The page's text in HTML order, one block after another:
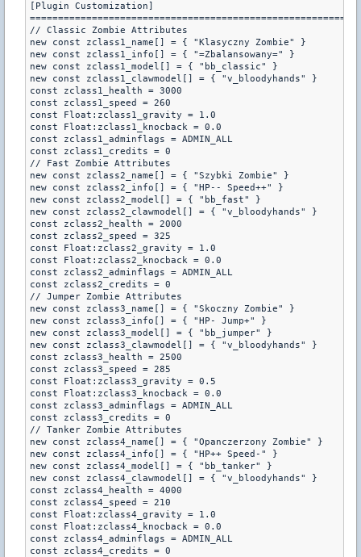
[Plugin Customization]
// Classic Zombie Attributes
new const zclass1_name[] = { "Klasyczny Zombie" }
new const zclass1_info[] = { "=Zbalansowany=" }
new const zclass1_model[] = { "bb_classic" }
new const zclass1_clawmodel[] = { "v_bloodyhands" }
const zclass1_health = 3000
const zclass1_speed = 260
const Float:zclass1_gravity = 1.0
const Float:zclass1_knocback = 0.0
const zclass1_adminflags = ADMIN_ALL
const zclass1_credits = 0
// Fast Zombie Attributes
new const zclass2_name[] = { "Szybki Zombie" }
new const zclass2_info[] = { "HP-- Speed++" }
new const zclass2_model[] = { "bb_fast" }
new const zclass2_clawmodel[] = { "v_bloodyhands" }
const zclass2_health = 2000
const zclass2_speed = 325
const Float:zclass2_gravity = 1.0
const Float:zclass2_knocback = 0.0
const zclass2_adminflags = ADMIN_ALL
const zclass2_credits = 0
// Jumper Zombie Attributes
new const zclass3_name[] = { "Skoczny Zombie" }
new const zclass3_info[] = { "HP- Jump+" }
new const zclass3_model[] = { "bb_jumper" }
new const zclass3_clawmodel[] = { "v_bloodyhands" }
const zclass3_health = 2500
const zclass3_speed = 285
const Float:zclass3_gravity = 0.5
const Float:zclass3_knocback = 0.0
const zclass3_adminflags = ADMIN_ALL
const zclass3_credits = 0
// Tanker Zombie Attributes
new const zclass4_name[] = { "Opanczerzony Zombie" }
new const zclass4_info[] = { "HP++ Speed-" }
new const zclass4_model[] = { "bb_tanker" }
new const zclass4_clawmodel[] = { "v_bloodyhands" }
const zclass4_health = 4000
const zclass4_speed = 210
const Float:zclass4_gravity = 1.0
const Float:zclass4_knocback = 0.0
const zclass4_adminflags = ADMIN_ALL
const zclass4_credits = 0